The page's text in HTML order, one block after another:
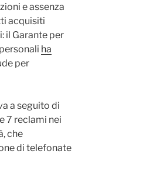
e assenza
acquisiti
il Garante per
ha
per
a seguito di
7 reclami nei
che
di telefonate